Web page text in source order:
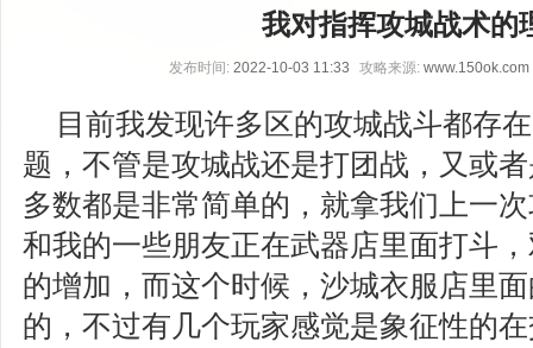
我对指挥攻城战术的
发布时间: 2022-10-03 11:33 攻略来源: www.150ok.com
目前我发现许多区的攻城战斗都存
题，不管是攻城战还是打团战，又或
多数都是非常简单的，就拿我们上一
和我的一些朋友正在武器店里面打斗
的增加，而这个时候，沙城衣服店里
的，不过有几个玩家感觉是象征性的